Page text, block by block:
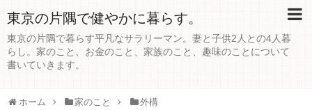
東京の片隅で健やかに暮らす。
東京の片隅で暮らす平凡なサラリーマン。妻と子供2人との4人暮
らし。家のこと、お金のこと、家族のこと、趣味のことについて
書いていきます。
ホーム 家のこと 外構